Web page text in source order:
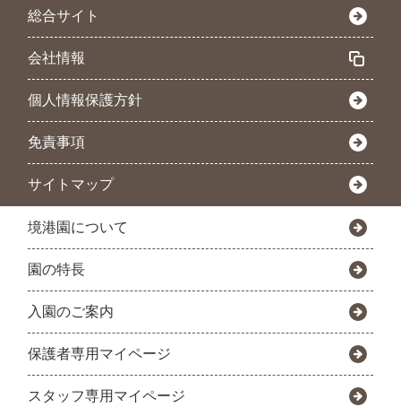
総合サイト
会社情報
個人情報保護方針
免責事項
サイトマップ
境港園について
園の特長
入園のご案内
保護者専用マイページ
スタッフ専用マイページ